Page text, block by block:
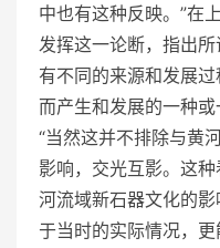
中也有这种反映。”在
发挥这一论断，指出
有不同的来源和发展
而产生和发展的一种或
“当然这并不排除与黄
影响，交光互影。这
河流域新石器文化的
于当时的实际情况，